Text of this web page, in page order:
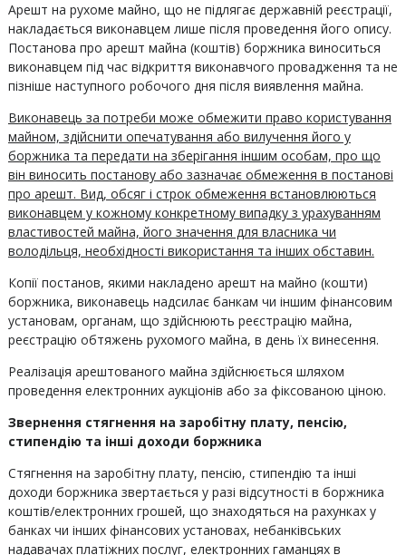
Арешт на рухоме майно, що не підлягає державній реєстрації,
накладається виконавцем лише після проведення його опису.
Постанова про арешт майна (коштів) боржника виноситься
виконавцем під час відкриття виконавчого провадження та не
пізніше наступного робочого дня після виявлення майна.
Виконавець за потреби може обмежити право користування
майном, здійснити опечатування або вилучення його у
боржника та передати на зберігання іншим особам, про що
він виносить постанову або зазначає обмеження в постанові
про арешт. Вид, обсяг і строк обмеження встановлюються
виконавцем у кожному конкретному випадку з урахуванням
властивостей майна, його значення для власника чи
володільця, необхідності використання та інших обставин.
Копії постанов, якими накладено арешт на майно (кошти)
боржника, виконавець надсилає банкам чи іншим фінансовим
установам, органам, що здійснюють реєстрацію майна,
реєстрацію обтяжень рухомого майна, в день їх винесення.
Реалізація арештованого майна здійснюється шляхом
проведення електронних аукціонів або за фіксованою ціною.
Звернення стягнення на заробітну плату, пенсію,
стипендію та інші доходи боржника
Стягнення на заробітну плату, пенсію, стипендію та інші
доходи боржника звертається у разі відсутності в боржника
коштів/електронних грошей, що знаходяться на рахунках у
банках чи інших фінансових установах, небанківських
надавачах платіжних послуг, електронних гаманцях в